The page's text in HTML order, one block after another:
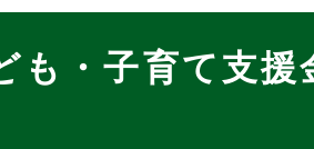
も・子育て支援